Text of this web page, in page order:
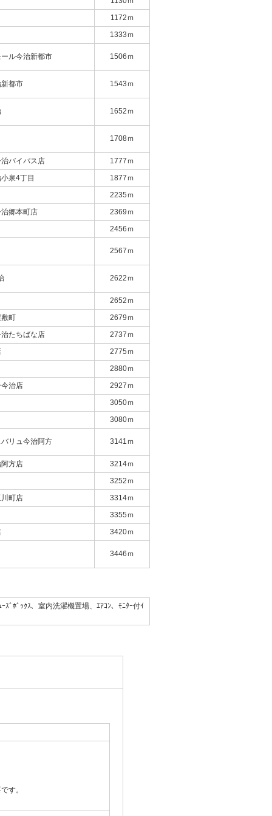
1172ｍ
1333ｍ
ル今治新都市 1506ｍ
都市 1543ｍ
1652ｍ
1708ｍ
バイパス店
1777ｍ
泉4丁目
1877ｍ
2235ｍ
郷本町店
2369ｍ
2456ｍ
2567ｍ
2622ｍ
2652ｍ
町
2679ｍ
たちばな店
2737ｍ
2775ｍ
2880ｍ
治店
2927ｍ
3050ｍ
3080ｍ
リュ今治阿方 3141ｍ
方店
3214ｍ
3252ｍ
町店
3314ｍ
3355ｍ
3420ｍ
3446ｍ
ﾞﾎﾞｯｸｽ、室内洗濯機置場、ｴｱｺﾝ、ﾓﾆﾀｰ付ｲ
す。